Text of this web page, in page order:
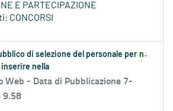
E PARTECIPAZIONE
CONCORSI
di selezione del personale per n .
nella
Web - Data di Pubblicazione 7-
9.58